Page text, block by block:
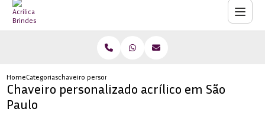
HomeCategoriaschaveiro personalizado acrilico sao paulo
Chaveiro personalizado acrílico em São
Paulo